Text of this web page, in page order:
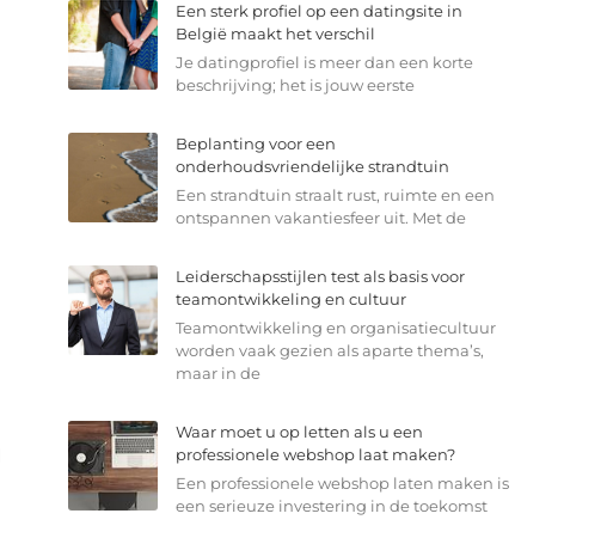
Een sterk profiel op een datingsite in
België maakt het verschil
Je datingprofiel is meer dan een korte
beschrijving; het is jouw eerste
Beplanting voor een
onderhoudsvriendelijke strandtuin
Een strandtuin straalt rust, ruimte en een
ontspannen vakantiesfeer uit. Met de
Leiderschapsstijlen test als basis voor
teamontwikkeling en cultuur
Teamontwikkeling en organisatiecultuur
worden vaak gezien als aparte thema’s,
maar in de
Waar moet u op letten als u een
professionele webshop laat maken?
Een professionele webshop laten maken is
een serieuze investering in de toekomst